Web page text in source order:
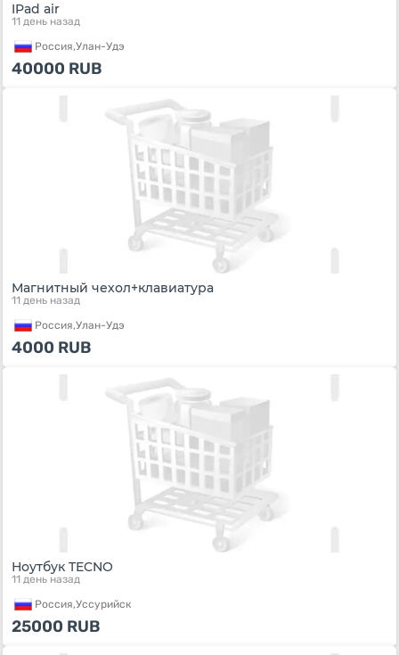
IPad air
11 день назад
Россия,Улан-Удэ
40000 RUB
Магнитный чехол+клавиатура
11 день назад
Россия,Улан-Удэ
4000 RUB
Ноутбук TECNO
11 день назад
Россия,Уссурийск
25000 RUB